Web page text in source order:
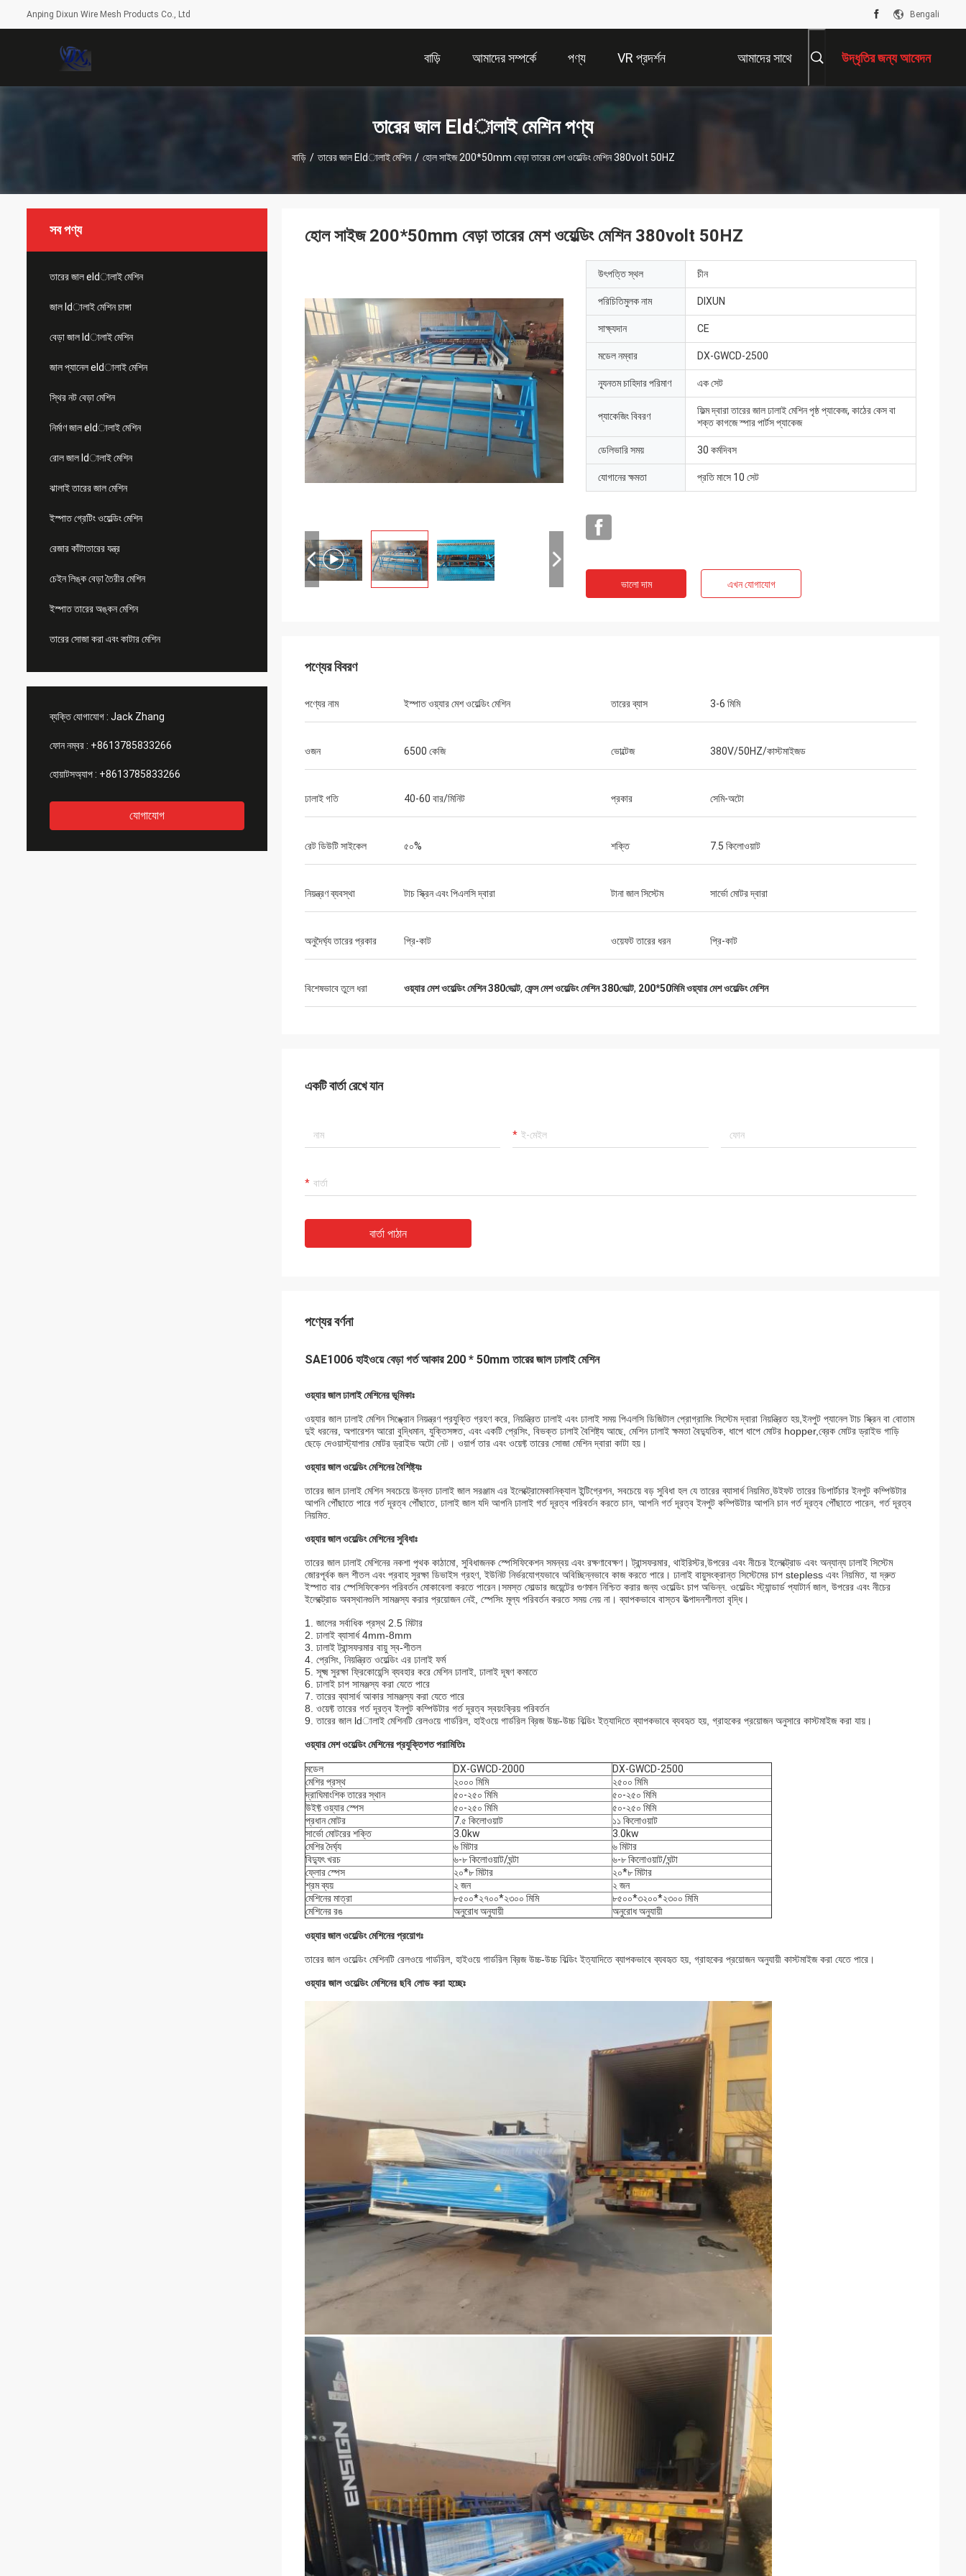
Anping Dixun Wire Mesh Products Co., Ltd Bengali
বাড়ি আমাদের সম্পর্কে পণ্য VR প্রদর্শন আমাদের সাথে উদ্ধৃতির জন্য আবেদন
তারের জাল Eldালাই মেশিন পণ্য
বাড়ি / তারের জাল Eldালাই মেশিন / হোল সাইজ 200*50mm বেড়া তারের মেশ ওয়েল্ডিং মেশিন 380volt 50HZ
সব পণ্য
তারের জাল eldালাই মেশিন
জাল ldালাই মেশিন চাঙ্গা
বেড়া জাল ldালাই মেশিন
জাল প্যানেল eldালাই মেশিন
স্থির নট বেড়া মেশিন
নির্মাণ জাল eldালাই মেশিন
রোল জাল ldালাই মেশিন
ঝালাই তারের জাল মেশিন
ইস্পাত গ্রেটিং ওয়েল্ডিং মেশিন
রেজার কাঁটাতারের যন্ত্র
চেইন লিঙ্ক বেড়া তৈরীর মেশিন
ইস্পাত তারের অঙ্কন মেশিন
তারের সোজা করা এবং কাটার মেশিন
ব্যক্তি যোগাযোগ : Jack Zhang
ফোন নম্বর : +8613785833266
হোয়াটসঅ্যাপ : +8613785833266
যোগাযোগ
হোল সাইজ 200*50mm বেড়া তারের মেশ ওয়েল্ডিং মেশিন 380volt 50HZ
উৎপত্তি স্থল চীন
পরিচিতিমুলক নাম DIXUN
সাক্ষ্যদান CE
মডেল নম্বার DX-GWCD-2500
ন্যূনতম চাহিদার পরিমাণ এক সেট
প্যাকেজিং বিবরণ
ফিল্ম দ্বারা তারের জাল ঢালাই মেশিন পৃষ্ঠ প্যাকেজ, কাঠের কেস বা
শক্ত কাগজে স্পার পার্টস প্যাকেজ
ডেলিভারি সময় 30 কর্মদিবস
যোগানের ক্ষমতা প্রতি মাসে 10 সেট
ভালো দাম এখন যোগাযোগ
পণ্যের বিবরণ
পণ্যের নাম ইস্পাত ওয়্যার মেশ ওয়েল্ডিং মেশিন তারের ব্যাস 3-6 মিমি
ওজন 6500 কেজি ভোল্টেজ 380V/50HZ/কাস্টমাইজড
ঢালাই গতি 40-60 বার/মিনিট প্রকার সেমি-অটো
রেট ডিউটি ​​সাইকেল ৫০% শক্তি 7.5 কিলোওয়াট
নিয়ন্ত্রণ ব্যবস্থা টাচ স্ক্রিন এবং পিএলসি দ্বারা টানা জাল সিস্টেম সার্ভো মোটর দ্বারা
অনুদৈর্ঘ্য তারের প্রকার প্রি-কাট ওয়েফট তারের ধরন প্রি-কাট
বিশেষভাবে তুলে ধরা ওয়্যার মেশ ওয়েল্ডিং মেশিন 380ভোল্ট, ফেন্স মেশ ওয়েল্ডিং মেশিন 380ভোল্ট, 200*50মিমি ওয়্যার মেশ ওয়েল্ডিং মেশিন
একটি বার্তা রেখে যান
বার্তা পাঠান
পণ্যের বর্ণনা
SAE1006 হাইওয়ে বেড়া গর্ত আকার 200 * 50mm তারের জাল ঢালাই মেশিন
ওয়্যার জাল ঢালাই মেশিনের ভূমিকাঃ
ওয়্যার জাল ঢালাই মেশিন সিঙ্ক্রোন নিয়ন্ত্রণ প্রযুক্তি গ্রহণ করে, নিয়ন্ত্রিত ঢালাই এবং ঢালাই সময় পিএলসি ডিজিটাল প্রোগ্রামিং সিস্টেম দ্বারা নিয়ন্ত্রিত হয়,ইনপুট প্যানেল টাচ স্ক্রিন বা বোতাম
দুই ধরনের, অপারেশন আরো বুদ্ধিমান, যুক্তিসঙ্গত, এবং একটি প্রেসিং, বিভক্ত ঢালাই বৈশিষ্ট্য আছে, মেশিন ঢালাই ক্ষমতা বৈদ্যুতিক, ধাপে ধাপে মোটর hopper,ব্রেক মোটর ড্রাইভ গাড়ি
ছেড়ে দেওয়াস্ট্যাপার মোটর ড্রাইভ অটো নেট। ওয়ার্প তার এবং ওয়েফ্ট তারের সোজা মেশিন দ্বারা কাটা হয়।
ওয়্যার জাল ওয়েল্ডিং মেশিনের বৈশিষ্ট্যঃ
তারের জাল ঢালাই মেশিন সবচেয়ে উন্নত ঢালাই জাল সরঞ্জাম এর ইলেক্ট্রোমেকানিক্যাল ইন্টিগ্রেশন, সবচেয়ে বড় সুবিধা হল যে তারের ব্যাসার্ধ নিয়মিত,উইফট তারের ডিপার্টচার ইনপুট কম্পিউটার
আপনি পৌঁছাতে পারে গর্ত দূরত্ব পৌঁছাতে, ঢালাই জাল যদি আপনি ঢালাই গর্ত দূরত্ব পরিবর্তন করতে চান, আপনি গর্ত দূরত্ব ইনপুট কম্পিউটার আপনি চান গর্ত দূরত্ব পৌঁছাতে পারেন, গর্ত দূরত্ব
নিয়মিত.
ওয়্যার জাল ওয়েল্ডিং মেশিনের সুবিধাঃ
তারের জাল ঢালাই মেশিনের নকশা পৃথক কাঠামো, সুবিধাজনক স্পেসিফিকেশন সমন্বয় এবং রক্ষণাবেক্ষণ। ট্রান্সফরমার, থাইরিস্টর,উপরের এবং নীচের ইলেক্ট্রোড এবং অন্যান্য ঢালাই সিস্টেম
জোরপূর্বক জল শীতল এবং প্রবাহ সুরক্ষা ডিভাইস গ্রহণ, ইউনিট নির্ভরযোগ্যভাবে অবিচ্ছিন্নভাবে কাজ করতে পারে। ঢালাই বায়ুসংক্রান্ত সিস্টেমের চাপ stepless এবং নিয়মিত, যা দ্রুত
ইস্পাত বার স্পেসিফিকেশন পরিবর্তন মোকাবেলা করতে পারেন।সমস্ত সোল্ডার জয়েন্টের গুণমান নিশ্চিত করার জন্য ওয়েল্ডিং চাপ অভিন্ন. ওয়েল্ডিং স্ট্যান্ডার্ড প্যাটার্ন জাল, উপরের এবং নীচের
ইলেক্ট্রোড অবস্থানগুলি সামঞ্জস্য করার প্রয়োজন নেই, স্পেসিং মূল্য পরিবর্তন করতে সময় নেয় না। ব্যাপকভাবে বাস্তব উত্পাদনশীলতা বৃদ্ধি।
1. জালের সর্বাধিক প্রস্থ 2.5 মিটার
2. ঢালাই ব্যাসার্ধ 4mm-8mm
3. ঢালাই ট্রান্সফরমার বায়ু স্ব-শীতল
4. প্রেসিং, নিয়ন্ত্রিত ওয়েল্ডিং এর ঢালাই ফর্ম
5. সূক্ষ্ম সুরক্ষা ফ্রিকোয়েন্সি ব্যবহার করে মেশিন ঢালাই, ঢালাই দূষণ কমাতে
6. ঢালাই চাপ সামঞ্জস্য করা যেতে পারে
7. তারের ব্যাসার্ধ আকার সামঞ্জস্য করা যেতে পারে
8. ওয়েফ্ট তারের গর্ত দূরত্ব ইনপুট কম্পিউটার গর্ত দূরত্ব স্বয়ংক্রিয় পরিবর্তন
9. তারের জাল ldালাই মেশিনটি রেলওয়ে গার্ডরিল, হাইওয়ে গার্ডরিল ব্রিজ উচ্চ-উচ্চ বিল্ডিং ইত্যাদিতে ব্যাপকভাবে ব্যবহৃত হয়, গ্রাহকের প্রয়োজন অনুসারে কাস্টমাইজ করা যায়।
ওয়্যার মেশ ওয়েল্ডিং মেশিনের প্রযুক্তিগত পরামিতিঃ
মডেল DX-GWCD-2000
DX-GWCD-2500
মেশির প্রস্থ
২০০০ মিমি
২৫০০ মিমি
দ্রাঘিমাংশিক তারের স্থান
৫০-২৫০ মিমি
৫০-২৫০ মিমি
উইফ্ট ওয়্যার স্পেস
৫০-২৫০ মিমি
৫০-২৫০ মিমি
প্রধান মোটর
7.৫ কিলোওয়াট
১১ কিলোওয়াট
সার্ভো মোটরের শক্তি
3.0kw
3.0kw
মেশির দৈর্ঘ্য
৬ মিটার
৬ মিটার
বিদ্যুৎ খরচ
৬-৮ কিলোওয়াট/ঘন্টা
৬-৮ কিলোওয়াট/ঘন্টা
ফ্লোর স্পেস
২০*৮ মিটার
২০*৮ মিটার
শ্রম ব্যয়
২ জন
২ জন
মেশিনের মাত্রা
৮৫০০*২৭০০*২৩০০ মিমি
৮৫০০*৩২০০*২৩০০ মিমি
মেশিনের রঙ
অনুরোধ অনুযায়ী অনুরোধ অনুযায়ী
ওয়্যার জাল ওয়েল্ডিং মেশিনের প্রয়োগঃ
তারের জাল ওয়েল্ডিং মেশিনটি রেলওয়ে গার্ডরিল, হাইওয়ে গার্ডরিল ব্রিজ উচ্চ-উচ্চ বিল্ডিং ইত্যাদিতে ব্যাপকভাবে ব্যবহৃত হয়, গ্রাহকের প্রয়োজন অনুযায়ী কাস্টমাইজ করা যেতে পারে।
ওয়্যার জাল ওয়েল্ডিং মেশিনের ছবি লোড করা হচ্ছেঃ